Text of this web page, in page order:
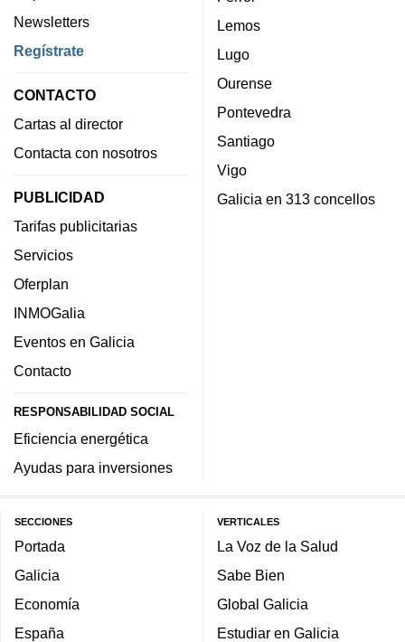
Newsletters
Regístrate
CONTACTO
Cartas al director
Contacta con nosotros
PUBLICIDAD
Tarifas publicitarias
Servicios
Oferplan
INMOGalia
Eventos en Galicia
Contacto
RESPONSABILIDAD SOCIAL
Eficiencia energética
Ayudas para inversiones
Lemos
Lugo
Ourense
Pontevedra
Santiago
Vigo
Galicia en 313 concellos
SECCIONES
Portada
Galicia
Economía
España
VERTICALES
La Voz de la Salud
Sabe Bien
Global Galicia
Estudiar en Galicia